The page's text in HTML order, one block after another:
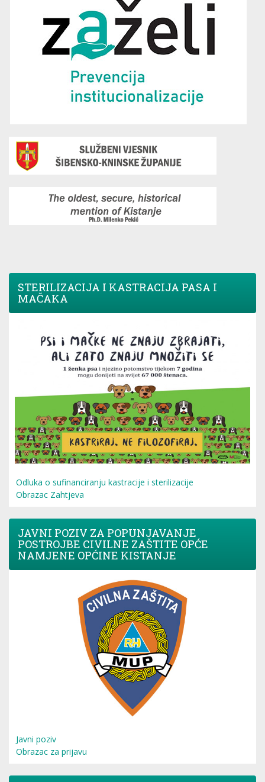
STERILIZACIJA I KASTRACIJA PASA I
MAČAKA
Odluka o sufinanciranju kastracije i sterilizacije
Obrazac Zahtjeva
JAVNI POZIV ZA POPUNJAVANJE
POSTROJBE CIVILNE ZAŠTITE OPĆE
NAMJENE OPĆINE KISTANJE
Javni poziv
Obrazac za prijavu